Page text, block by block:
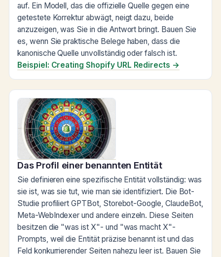
auf. Ein Modell, das die offizielle Quelle gegen eine
getestete Korrektur abwägt, neigt dazu, beide
anzuzeigen, was Sie in die Antwort bringt. Bauen Sie
es, wenn Sie praktische Belege haben, dass die
kanonische Quelle unvollständig oder falsch ist.
Beispiel: Creating Shopify URL Redirects →
Das Profil einer benannten Entität
Sie definieren eine spezifische Entität vollständig: was
sie ist, was sie tut, wie man sie identifiziert. Die Bot-
Studie profiliert GPTBot, Storebot-Google, ClaudeBot,
Meta-WebIndexer und andere einzeln. Diese Seiten
besitzen die "was ist X"- und "was macht X"-
Prompts, weil die Entität präzise benannt ist und das
Feld konkurrierender Seiten nahezu leer ist. Bauen Sie